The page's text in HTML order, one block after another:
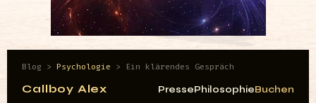
Blog >Psychologie > Ein klärendes Gespräch
Callboy Alex PressePhilosophieBuchen